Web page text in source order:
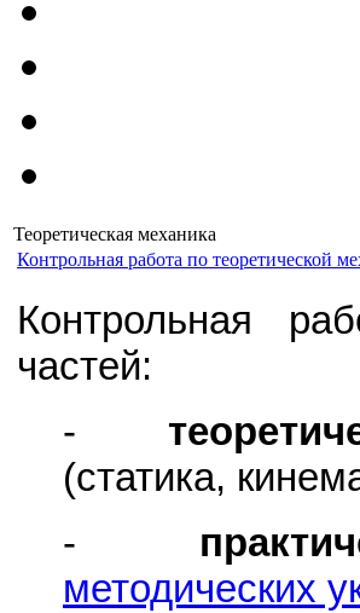
Теоретическая механика
Контрольная работа по теоретической
Контрольная
частей:
-
(статика,
-
методических